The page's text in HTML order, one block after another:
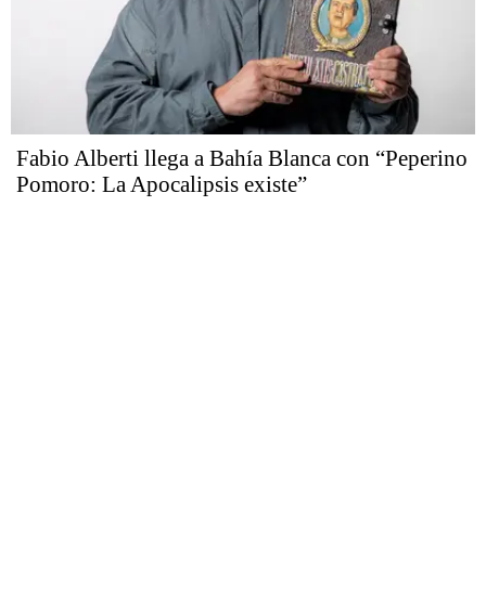
Fabio Alberti llega a Bahía Blanca con “Peperino
Pomoro: La Apocalipsis existe”